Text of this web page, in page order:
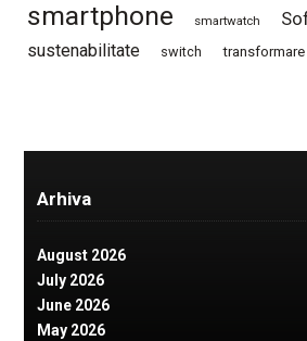
smartphone smartwatch
sustenabilitate switch
Arhiva
August 2026
July 2026
June 2026
May 2026